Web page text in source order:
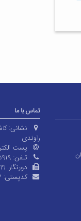
تماس با ما
نشانی:
راوندی
پست
تلفن:
دورنگار:
کدپستی: